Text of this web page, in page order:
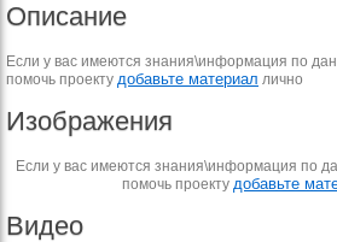
Описание
Если у вас имеются знания\информация по
помочь проекту добавьте материал лично
Изображения
Если у вас имеются знания\информация по
помочь проекту добавьте
Видео